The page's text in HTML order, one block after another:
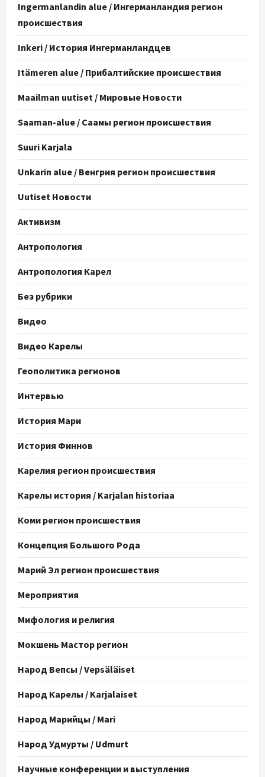
Ingermanlandin alue / Ингерманландия регион
происшествия
Inkeri / История Ингерманландцев
Itämeren alue / Прибалтийские происшествия
Maailman uutiset / Мировые Новости
Saaman-alue / Саамы регион происшествия
Suuri Karjala
Unkarin alue / Венгрия регион происшествия
Uutiset Новости
Активизм
Антропология
Антропология Карел
Без рубрики
Видео
Видео Карелы
Геополитика регионов
Интервью
История Мари
История Финнов
Карелия регион происшествия
Карелы история / Karjalan historiaa
Коми регион происшествия
Концепция Большого Рода
Марий Эл регион происшествия
Мероприятия
Мифология и религия
Мокшень Мастор регион
Народ Вепсы / Vepsäläiset
Народ Карелы / Karjalaiset
Народ Марийцы / Mari
Народ Удмурты / Udmurt
Научные конференции и выступления